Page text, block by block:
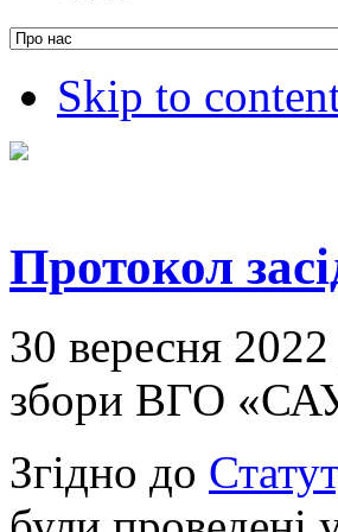
Skip to
Протокол
30 вересня 2022
збори ВГО
Згідно до